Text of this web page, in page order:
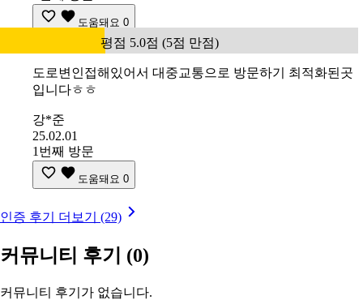
도움돼요 0
평점 5.0점 (5점 만점)
도로변인접해있어서 대중교통으로 방문하기 최적화된곳
입니다ㅎㅎ
강*준
25.02.01
1번째 방문
도움돼요 0
인증 후기 더보기 (29)
커뮤니티 후기 (0)
커뮤니티 후기가 없습니다.